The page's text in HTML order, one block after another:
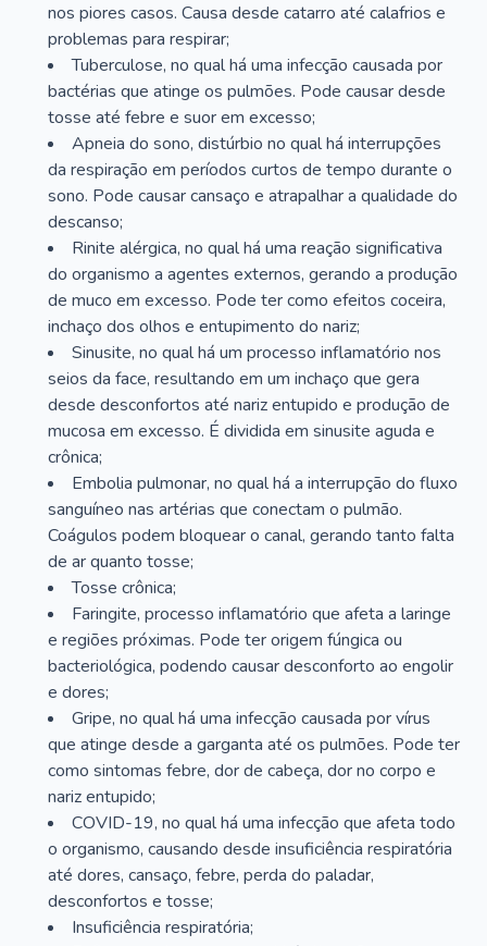
nos piores casos. Causa desde catarro até calafrios e
problemas para respirar;
Tuberculose, no qual há uma infecção causada por
bactérias que atinge os pulmões. Pode causar desde
tosse até febre e suor em excesso;
Apneia do sono, distúrbio no qual há interrupções
da respiração em períodos curtos de tempo durante o
sono. Pode causar cansaço e atrapalhar a qualidade do
descanso;
Rinite alérgica, no qual há uma reação significativa
do organismo a agentes externos, gerando a produção
de muco em excesso. Pode ter como efeitos coceira,
inchaço dos olhos e entupimento do nariz;
Sinusite, no qual há um processo inflamatório nos
seios da face, resultando em um inchaço que gera
desde desconfortos até nariz entupido e produção de
mucosa em excesso. É dividida em sinusite aguda e
crônica;
Embolia pulmonar, no qual há a interrupção do fluxo
sanguíneo nas artérias que conectam o pulmão.
Coágulos podem bloquear o canal, gerando tanto falta
de ar quanto tosse;
Tosse crônica;
Faringite, processo inflamatório que afeta a laringe
e regiões próximas. Pode ter origem fúngica ou
bacteriológica, podendo causar desconforto ao engolir
e dores;
Gripe, no qual há uma infecção causada por vírus
que atinge desde a garganta até os pulmões. Pode ter
como sintomas febre, dor de cabeça, dor no corpo e
nariz entupido;
COVID-19, no qual há uma infecção que afeta todo
o organismo, causando desde insuficiência respiratória
até dores, cansaço, febre, perda do paladar,
desconfortos e tosse;
Insuficiência respiratória;